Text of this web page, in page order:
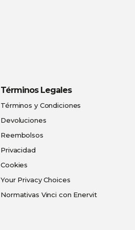
Términos Legales
Términos y Condiciones
Devoluciones
Reembolsos
Privacidad
Cookies
Your Privacy Choices
Normativas Vinci con Enervit